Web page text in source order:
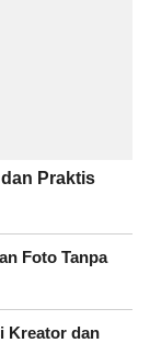
Praktis
Foto Tanpa
Kreator dan